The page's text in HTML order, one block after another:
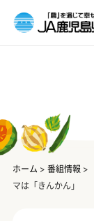
ホーム > 番組情報 >
マは「きんかん」